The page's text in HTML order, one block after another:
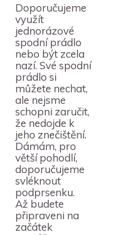
Doporučujeme
využít
jednorázové
spodní prádlo
nebo být zcela
nazí. Své spodní
prádlo si
můžete nechat,
ale nejsme
schopni zaručit,
že nedojde k
jeho znečištění.
Dámám, pro
větší pohodlí,
doporučujeme
svléknout
podprsenku.
Až budete
připraveni na
začátek